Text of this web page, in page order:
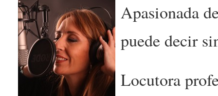
Apasionada
puede decir
Locutora